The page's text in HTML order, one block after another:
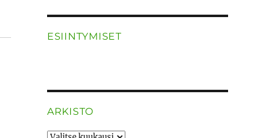
ESIINTYMISET
ARKISTO